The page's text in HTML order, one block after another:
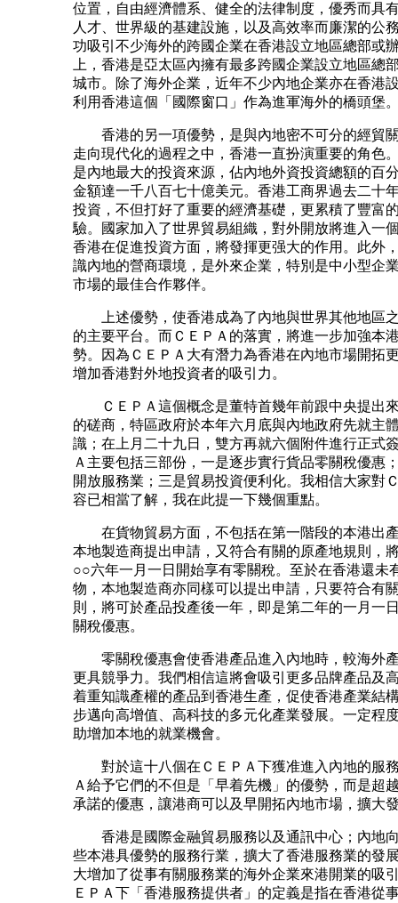
位置，自由經濟體系、健全的法律制度，優秀而具
人才、世界級的基建設施，以及高效率而廉潔的公
功吸引不少海外的跨國企業在香港設立地區總部或
上，香港是亞太區內擁有最多跨國企業設立地區總
城市。除了海外企業，近年不少內地企業亦在香港
利用香港這個「國際窗口」作為進軍海外的橋頭堡
香港的另一項優勢，是與內地密不可分的經貿
走向現代化的過程之中，香港一直扮演重要的角色
是內地最大的投資來源，佔內地外資投資總額的百
金額達一千八百七十億美元。香港工商界過去二十
投資，不但打好了重要的經濟基礎，更累積了豐富
驗。國家加入了世界貿易組織，對外開放將進入一
香港在促進投資方面，將發揮更强大的作用。此外
識內地的營商環境，是外來企業，特別是中小型企
市場的最佳合作夥伴。
上述優勢，使香港成為了內地與世界其他地區
的主要平台。而ＣＥＰＡ的落實，將進一步加強本
勢。因為ＣＥＰＡ大有潛力為香港在內地市場開拓
增加香港對外地投資者的吸引力。
ＣＥＰＡ這個概念是董特首幾年前跟中央提出
的磋商，特區政府於本年六月底與內地政府先就主
識；在上月二十九日，雙方再就六個附件進行正式
Ａ主要包括三部份，一是逐步實行貨品零關稅優惠
開放服務業；三是貿易投資便利化。我相信大家對
容已相當了解，我在此提一下幾個重點。
在貨物貿易方面，不包括在第一階段的本港出
本地製造商提出申請，又符合有關的原產地規則，
○○六年一月一日開始享有零關稅。至於在香港還未
物，本地製造商亦同樣可以提出申請，只要符合有
則，將可於產品投產後一年，即是第二年的一月一
關稅優惠。
零關稅優惠會使香港產品進入內地時，較海外
更具競爭力。我們相信這將會吸引更多品牌產品及
着重知識產權的產品到香港生產，促使香港產業結
步邁向高增值、高科技的多元化產業發展。一定程
助增加本地的就業機會。
對於這十八個在ＣＥＰＡ下獲准進入內地的服
Ａ給予它們的不但是「早着先機」的優勢，而是超
承諾的優惠，讓港商可以及早開拓內地市場，擴大
香港是國際金融貿易服務以及通訊中心；內地
些本港具優勢的服務行業，擴大了香港服務業的發
大增加了從事有關服務業的海外企業來港開業的吸
ＥＰＡ下「香港服務提供者」的定義是指在香港從